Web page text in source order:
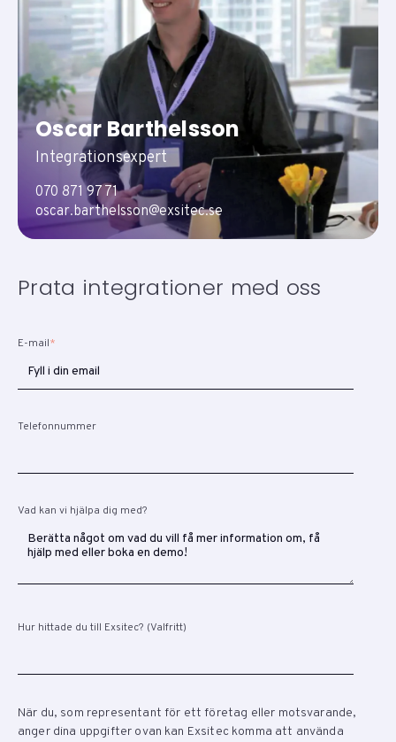
Oscar Barthelsson
Integrationsexpert
070 871 97 71
oscar.barthelsson@exsitec.se
Prata integrationer med oss
E-mail*
Telefonnummer
Vad kan vi hjälpa dig med?
Hur hittade du till Exsitec? (Valfritt)
När du, som representant för ett företag eller motsvarande,
anger dina uppgifter ovan kan Exsitec komma att använda